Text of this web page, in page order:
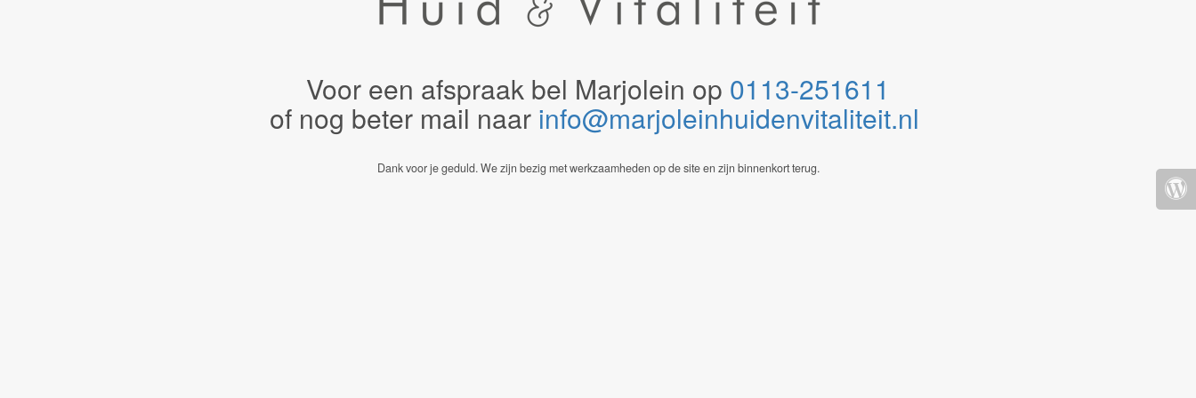
Voor een afspraak bel Marjolein op 0113-251611
of nog beter mail naar info@marjoleinhuidenvitaliteit.nl
Dank voor je geduld. We zijn bezig met werkzaamheden op de site en zijn binnenkort terug.